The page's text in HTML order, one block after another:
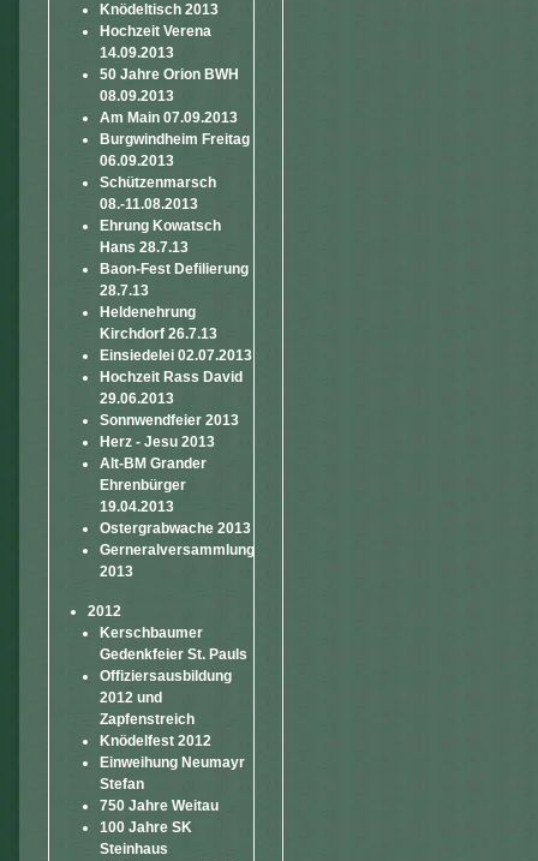
Knödeltisch 2013
Hochzeit Verena
14.09.2013
50 Jahre Orion BWH
08.09.2013
Am Main 07.09.2013
Burgwindheim Freitag
06.09.2013
Schützenmarsch
08.-11.08.2013
Ehrung Kowatsch
Hans 28.7.13
Baon-Fest Defilierung
28.7.13
Heldenehrung
Kirchdorf 26.7.13
Einsiedelei 02.07.2013
Hochzeit Rass David
29.06.2013
Sonnwendfeier 2013
Herz - Jesu 2013
Alt-BM Grander
Ehrenbürger
19.04.2013
Ostergrabwache 2013
Gerneralversammlung
2013
2012
Kerschbaumer
Gedenkfeier St. Pauls
Offiziersausbildung
2012 und
Zapfenstreich
Knödelfest 2012
Einweihung Neumayr
Stefan
750 Jahre Weitau
100 Jahre SK
Steinhaus